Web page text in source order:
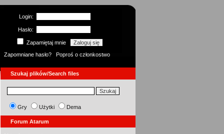
Login:
Hasło:
Zapamiętaj mnie
Zapomniane hasło?
Poproś o członkostwo
Szukaj plików/Search files
Gry Użytki Dema
Forum Atarum